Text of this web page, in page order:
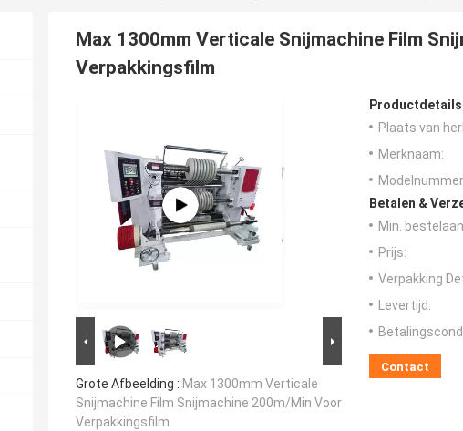
Max 1300mm Verticale Snijmachine Film
Verpakkingsfilm
Grote Afbeelding : Max 1300mm Verticale
Snijmachine Film Snijmachine 200m/Min Voor
Verpakkingsfilm
Plaats van
Merknaam:
Betalen &
Min.
Prijs:
Verpakking
Levertijd:
Contact